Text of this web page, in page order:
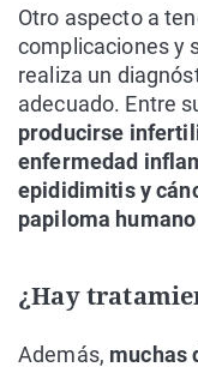
Otro aspecto a
complicaciones y
realiza un
adecuado. Entre
producirse
enfermedad
epididimitis y
papiloma humano
¿Hay
Además, muchas